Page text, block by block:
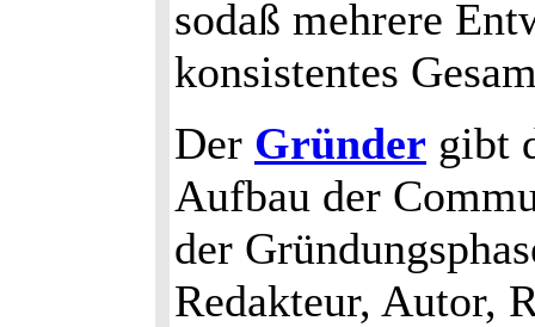
sodaß mehrere
konsistentes
Der Gründer gibt
Aufbau der
der
Redakteur, Autor,